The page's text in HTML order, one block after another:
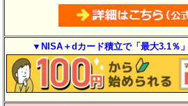
▼NISA＋dカード積立で「最大3.1％